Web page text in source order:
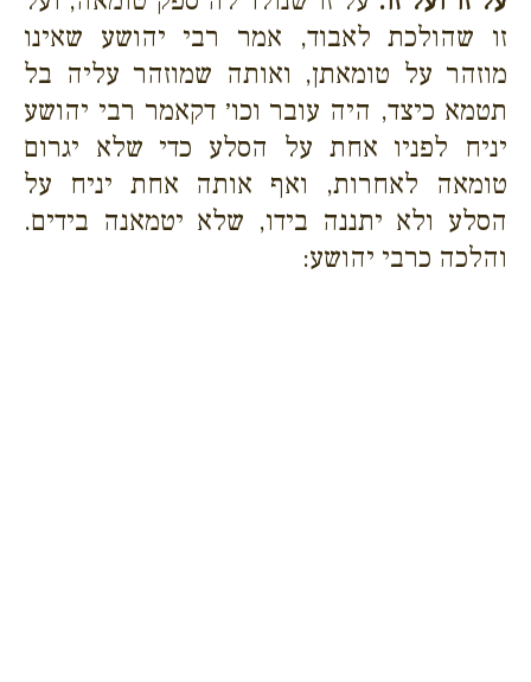
זו שהולכת לאבוד, אמר רבי יהושע שאינו
מוזהר על טומאתן, ואותה שמוזהר עליה בל
תטמא כיצד, היה עובר וכו׳ דקאמר רבי יהושע
יניח לפניו אחת על הסלע כדי שלא יגרום
טומאה לאחרות, ואף אותה אחת יניח על
הסלע ולא יתננה בידו, שלא יטמאנה בידים.
והלכה כרבי יהושע: